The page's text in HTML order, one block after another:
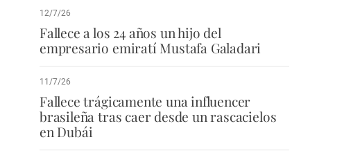
12/7/26
Fallece a los 24 años un hijo del
empresario emiratí Mustafa Galadari
11/7/26
Fallece trágicamente una influencer
brasileña tras caer desde un rascacielos
en Dubái